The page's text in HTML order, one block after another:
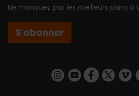
Ne manquez pas les meilleurs plans à
S'abonner
https://https://https://https://